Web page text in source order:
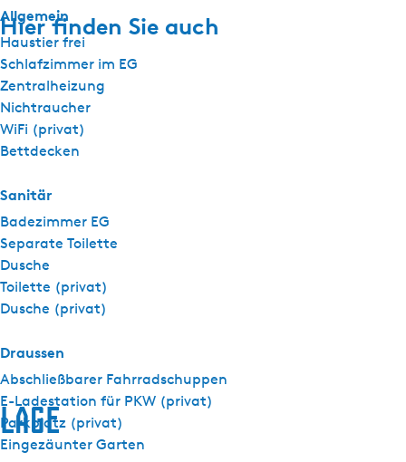
Allgemein
Haustier frei
Schlafzimmer im EG
Zentralheizung
Nichtraucher
WiFi (privat)
Bettdecken
Sanitär
Badezimmer EG
Separate Toilette
Dusche
Toilette (privat)
Dusche (privat)
Draussen
Abschließbarer Fahrradschuppen
E-Ladestation für PKW (privat)
Parkplatz (privat)
Eingezäunter Garten
Hier finden Sie auch
Lage